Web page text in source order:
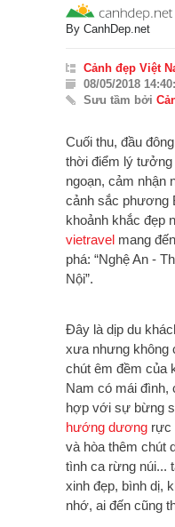
By CanhDep.net
Cảnh đẹp Việt
08/05/2018
Sưu tầm bởi
Cuối thu, đầu
thời điểm lý tưởng
ngoạn, cảm nhận
cảnh sắc phương
khoảnh khắc đẹp
vietravel mang
phá: “Nghệ An -
Nội”.
Đây là dịp du
xưa nhưng không
chút êm đềm của
Nam có mái đình,
hợp với sự bừng
hướng dương rực
và hòa thêm chút
tình ca rừng núi...
xinh đẹp, bình dị,
nhớ, ai đến cũng